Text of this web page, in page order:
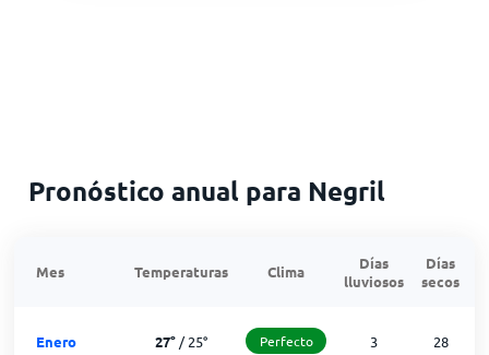
Pronóstico anual para Negril
Mes Temperaturas Clima
Días
lluviosos
Días
secos
Enero 27° /25° Perfecto 3 28